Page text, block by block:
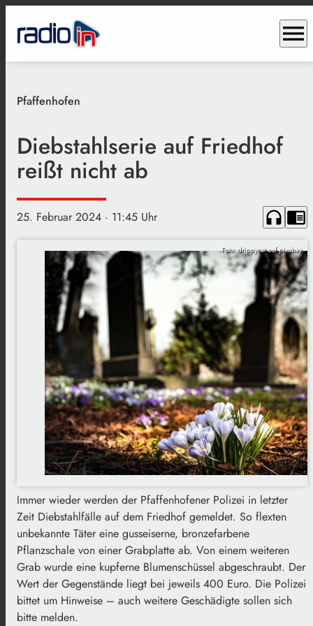
menu
Pfaffenhofen
Diebstahlserie auf Friedhof
reißt nicht ab
25. Februar 2024 · 11:45 Uhr headphones chrome_reader_mode
Foto: drippycat auf pixabay
Immer wieder werden der Pfaffenhofener Polizei in letzter
Zeit Diebstahlfälle auf dem Friedhof gemeldet. So flexten
unbekannte Täter eine gusseiserne, bronzefarbene
Pflanzschale von einer Grabplatte ab. Von einem weiteren
Grab wurde eine kupferne Blumenschüssel abgeschraubt. Der
Wert der Gegenstände liegt bei jeweils 400 Euro. Die Polizei
bittet um Hinweise – auch weitere Geschädigte sollen sich
bitte melden.